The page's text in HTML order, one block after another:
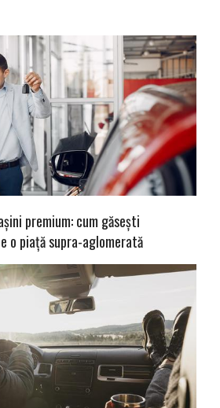
premium: cum găsești
o piață supra-aglomerată